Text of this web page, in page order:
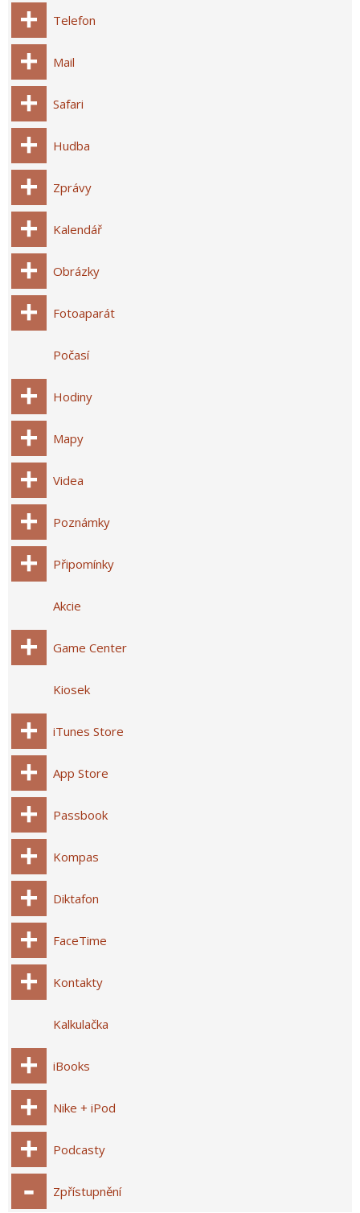
Telefon
Mail
Safari
Hudba
Zprávy
Kalendář
Obrázky
Fotoaparát
Počasí
Hodiny
Mapy
Videa
Poznámky
Připomínky
Akcie
Game Center
Kiosek
iTunes Store
App Store
Passbook
Kompas
Diktafon
FaceTime
Kontakty
Kalkulačka
iBooks
Nike + iPod
Podcasty
Zpřístupnění